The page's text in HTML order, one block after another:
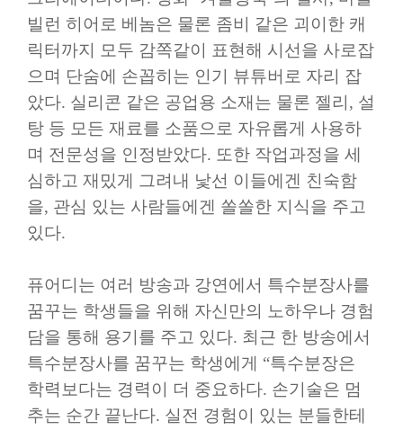
빌런 히어로 베놈은 물론 좀비 같은 괴이한 캐
릭터까지 모두 감쪽같이 표현해 시선을 사로잡
으며 단숨에 손꼽히는 인기 뷰튜버로 자리 잡
았다. 실리콘 같은 공업용 소재는 물론 젤리, 설
탕 등 모든 재료를 소품으로 자유롭게 사용하
며 전문성을 인정받았다. 또한 작업과정을 세
심하고 재밌게 그려내 낯선 이들에겐 친숙함
을, 관심 있는 사람들에겐 쏠쏠한 지식을 주고
있다.
퓨어디는 여러 방송과 강연에서 특수분장사를
꿈꾸는 학생들을 위해 자신만의 노하우나 경험
담을 통해 용기를 주고 있다. 최근 한 방송에서
특수분장사를 꿈꾸는 학생에게 “특수분장은
학력보다는 경력이 더 중요하다. 손기술은 멈
추는 순간 끝난다. 실전 경험이 있는 분들한테